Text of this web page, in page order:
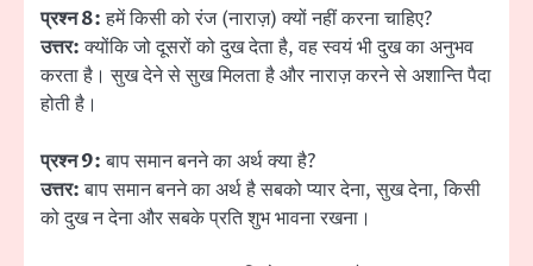
प्रश्न 8:हमें किसी को रंज (नाराज़) क्यों नहीं करना चाहिए?
उत्तर:क्योंकि जो दूसरों को दुख देता है, वह स्वयं भी दुख का अनुभव
करता है। सुख देने से सुख मिलता है और नाराज़ करने से अशान्ति पैदा
होती है।
प्रश्न 9:बाप समान बनने का अर्थ क्या है?
उत्तर:बाप समान बनने का अर्थ है सबको प्यार देना, सुख देना, किसी
को दुख न देना और सबके प्रति शुभ भावना रखना।